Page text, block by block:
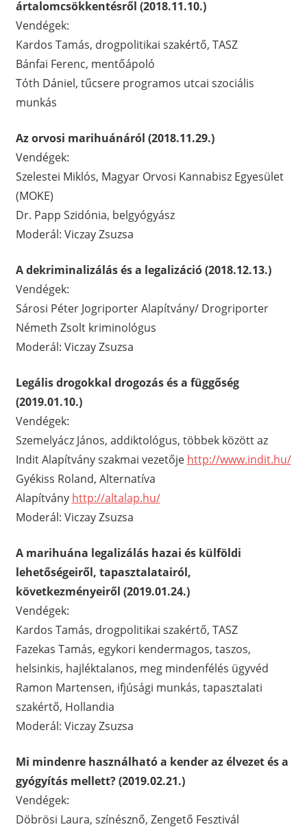
ártalomcsökkentésről (2018.11.10.)
Vendégek:
Kardos Tamás, drogpolitikai szakértő, TASZ
Bánfai Ferenc, mentőápoló
Tóth Dániel, tűcsere programos utcai szociális
munkás
Az orvosi marihuánáról (2018.11.29.)
Vendégek:
Szelestei Miklós, Magyar Orvosi Kannabisz Egyesület
(MOKE)
Dr. Papp Szidónia, belgyógyász
Moderál: Viczay Zsuzsa
A dekriminalizálás és a legalizáció (2018.12.13.)
Vendégek:
Sárosi Péter Jogriporter Alapítvány/ Drogriporter
Németh Zsolt kriminológus
Moderál: Viczay Zsuzsa
Legális drogokkal drogozás és a függőség
(2019.01.10.)
Vendégek:
Szemelyácz János, addiktológus, többek között az
Indit Alapítvány szakmai vezetője http://www.indit.hu/
Gyékiss Roland, Alternatíva
Alapítvány http://altalap.hu/
Moderál: Viczay Zsuzsa
A marihuána legalizálás hazai és külföldi
lehetőségeiről, tapasztalatairól,
következményeiről (2019.01.24.)
Vendégek:
Kardos Tamás, drogpolitikai szakértő, TASZ
Fazekas Tamás, egykori kendermagos, taszos,
helsinkis, hajléktalanos, meg mindenfélés ügyvéd
Ramon Martensen, ifjúsági munkás, tapasztalati
szakértő, Hollandia
Moderál: Viczay Zsuzsa
Mi mindenre használható a kender az élvezet és a
gyógyítás mellett? (2019.02.21.)
Vendégek:
Döbrösi Laura, színésznő, Zengető Fesztivál